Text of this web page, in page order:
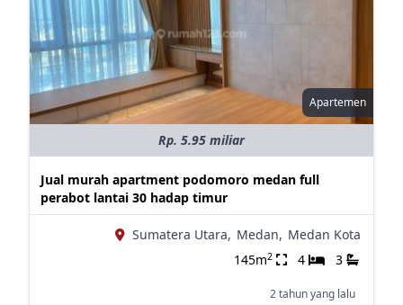
Apartemen
Rp. 5.95 miliar
Jual murah apartment podomoro medan full
perabot lantai 30 hadap timur
Sumatera Utara, Medan, Medan Kota
145m2 4 3
2 tahun yang lalu